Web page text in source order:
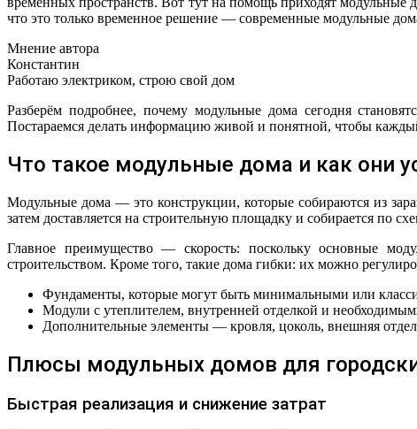
что это только временное решение — современные модульные
Мнение автора
Константин
Работаю электриком, строю свой дом
Разберём подробнее, почему модульные дома сегодня
Постараемся делать информацию живой и понятной, чтобы
Что такое модульные дома и как они
Модульные дома — это конструкции, которые собираются из
затем доставляется на строительную площадку и собирается по
Главное преимущество — скорость: поскольку основные
строительством. Кроме того, такие дома гибки: их можно
Фундаменты, которые могут быть минимальными или
Модули с утеплителем, внутренней отделкой и
Дополнительные элементы — кровля, цоколь, внешняя
Плюсы модульных домов для
Быстрая реализация и снижение затрат